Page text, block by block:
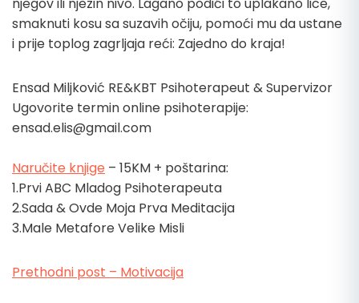
smaknuti kosu sa suzavih očiju, pomoći mu da ustane
i prije toplog zagrljaja reći: Zajedno do kraja!
Ensad Miljković RE&KBT Psihoterapeut & Supervizor
Ugovorite termin online psihoterapije:
ensad.elis@gmail.com
Naručite knjige – 15KM + poštarina:
1.Prvi ABC Mladog Psihoterapeuta
2.Sada & Ovde Moja Prva Meditacija
3.Male Metafore Velike Misli
Prethodni post – Motivacija